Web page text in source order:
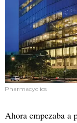
Pharmacyclics
Ahora empezaba a